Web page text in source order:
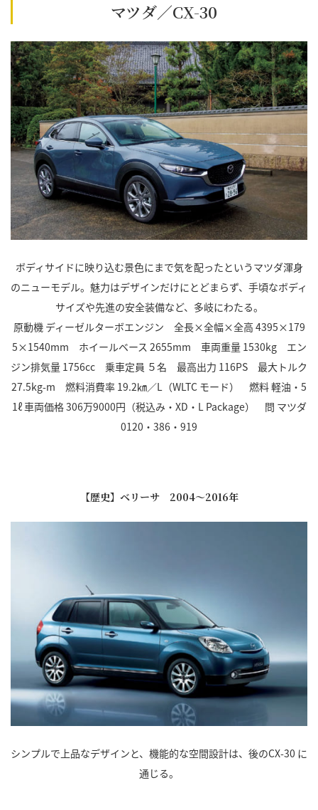
マツダ／CX-30
ボディサイドに映り込む景色にまで気を配ったというマツダ渾身
のニューモデル。魅力はデザインだけにとどまらず、手頃なボディ
サイズや先進の安全装備など、多岐にわたる。
原動機 ディーゼルターボエンジン 全長×全幅×全高 4395×179
5×1540mm ホイールベース 2655mm 車両重量 1530kg エン
ジン排気量 1756cc 乗車定員 ５名 最高出力 116PS 最大トルク
27.5kg-m 燃料消費率 19.2㎞／L（WLTC モード） 燃料 軽油・5
1ℓ 車両価格 306万9000円（税込み・XD・L Package） 問 マツダ
0120・386・919
【歴史】ベリーサ 2004～2016年
シンプルで上品なデザインと、機能的な空間設計は、後のCX-30 に
通じる。